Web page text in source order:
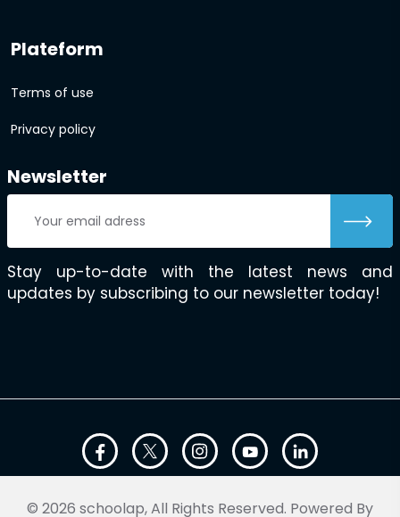
Plateform
Terms of use
Privacy policy
Newsletter
Stay up-to-date with the latest news and
updates by subscribing to our newsletter today!
© 2026 schoolap, All Rights Reserved. Powered By